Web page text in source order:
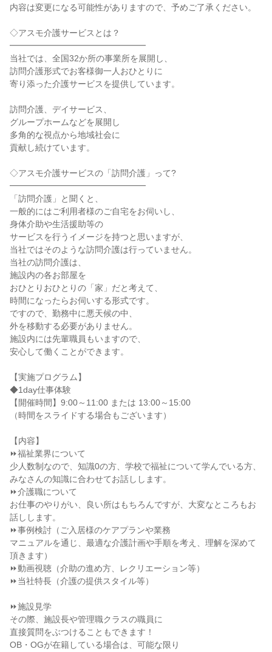
内容は変更になる可能性がありますので、予めご了承ください。
◇アスモ介護サービスとは？
━━━━━━━━━━━━━━━━
当社では、全国32か所の事業所を展開し、
訪問介護形式でお客様御一人おひとりに
寄り添った介護サービスを提供しています。
訪問介護、デイサービス、
グループホームなどを展開し
多角的な視点から地域社会に
貢献し続けています。
◇アスモ介護サービスの「訪問介護」って?
━━━━━━━━━━━━━━━━
「訪問介護」と聞くと、
一般的にはご利用者様のご自宅をお伺いし、
身体介助や生活援助等の
サービスを行うイメージを持つと思いますが、
当社ではそのような訪問介護は行っていません。
当社の訪問介護は、
施設内の各お部屋を
おひとりおひとりの「家」だと考えて、
時間になったらお伺いする形式です。
ですので、勤務中に悪天候の中、
外を移動する必要がありません。
施設内には先輩職員もいますので、
安心して働くことができます。
【実施プログラム】
◆1day仕事体験
【開催時間】9:00～11:00 または 13:00～15:00
（時間をスライドする場合もございます）
【内容】
⏩福祉業界について
少人数制なので、知識0の方、学校で福祉について学んでいる方、
みなさんの知識に合わせてお話しします。
⏩介護職について
お仕事のやりがい、良い所はもちろんですが、大変なところもお
話しします。
⏩事例検討（ご入居様のケアプランや業務
マニュアルを通じ、最適な介護計画や手順を考え、理解を深めて
頂きます）
⏩動画視聴（介助の進め方、レクリエーション等）
⏩当社特長（介護の提供スタイル等）
⏩施設見学
その際、施設長や管理職クラスの職員に
直接質問をぶつけることもできます！
OB・OGが在籍している場合は、可能な限り